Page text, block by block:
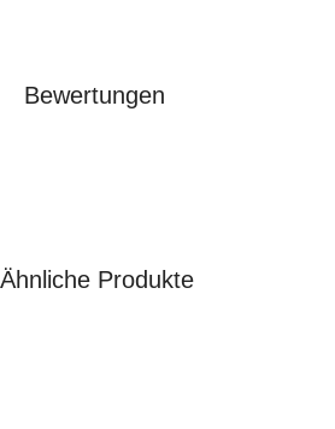
Bewertungen
Ähnliche Produkte